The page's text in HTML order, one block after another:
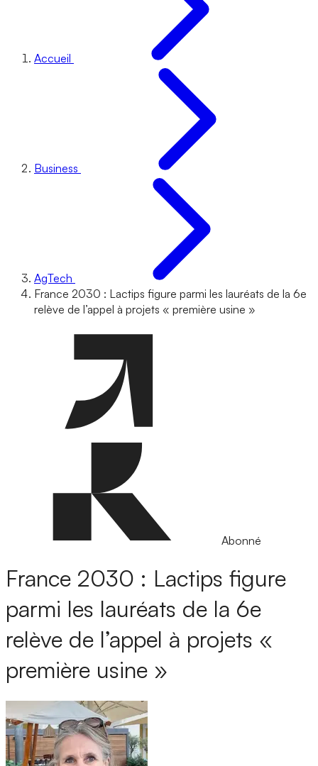
Accueil
Business
AgTech
France 2030 : Lactips figure parmi les lauréats de la 6e
relève de l’appel à projets « première usine »
Abonné
France 2030 : Lactips figure
parmi les lauréats de la 6e
relève de l’appel à projets «
première usine »